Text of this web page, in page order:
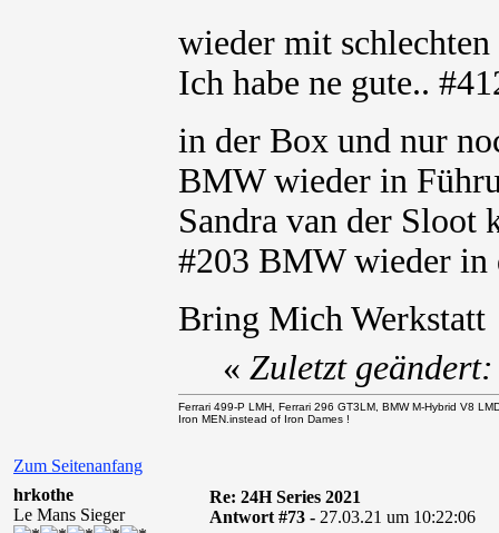
wieder mit
Ich habe ne gute..
in der Box und nur
BMW wieder in
Sandra van der Sloot
#203 BMW wieder in
Bring Mich
Zum Seitenanfang
« Zuletzt
Ferrari 499-P LMH, Ferrari 296 GT3LM, BMW M-Hybrid V8
Iron MEN.instead of Iron Dames !
hrkothe
Le Mans Sieger
Re: 24H Series 2021
Antwort #73 - 27.03.21 um 10:22:06